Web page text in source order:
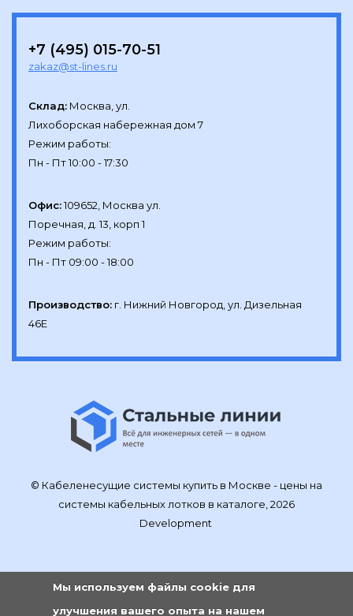
+7 (495) 015-70-51
zakaz@st-lines.ru
Склад: Москва, ул.
Лихоборская набережная дом 7
Режим работы:
Офис:109652, Москва ул.
Поречная, д. 13, корп 1
Режим работы:
Производство: г. Нижний Новгород, ул. Дизельная
46Е
© Кабеленесущие системы купить в Москве - цены на
системы кабельных лотков в каталоге, 2026
Development
Мы используем файлы cookie для
улучшения вашего опыта на нашем